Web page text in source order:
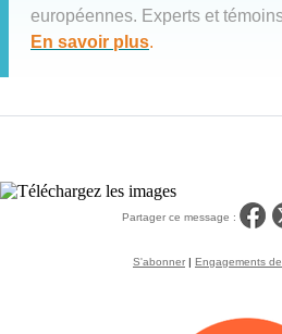
européennes. Experts et
En savoir plus.
Partager ce message :
S'abonner | Engagements